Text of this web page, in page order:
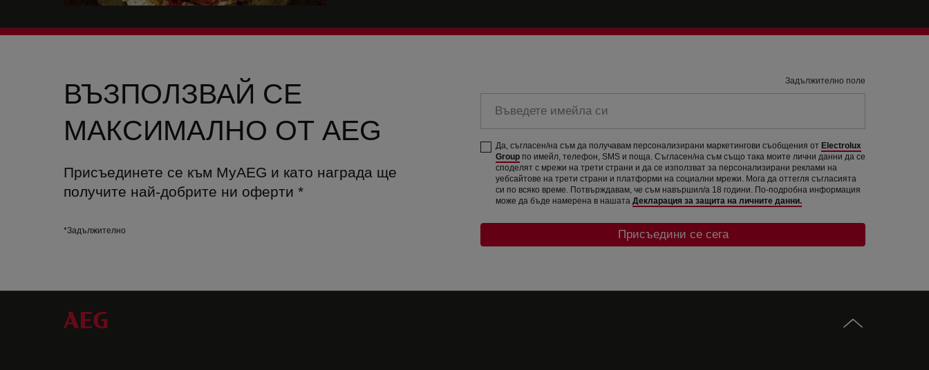
ВЪЗПОЛЗВАЙ СЕ
МАКСИМАЛНО ОТ AEG
Присъединете се към MyAEG и като награда ще
получите най-добрите ни оферти *
*Задължително
Задължително поле
имейла
си
Да, съгласен/на съм да получавам персонализирани маркетингови съобщения от Electrolux
Group по имейл, телефон, SMS и поща. Съгласен/на съм също така моите лични данни да се
споделят с мрежи на трети страни и да се използват за персонализирани реклами на
уебсайтове на трети страни и платформи на социални мрежи. Мога да оттегля съгласията
си по всяко време. Потвърждавам, че съм навършил/а 18 години. По-подробна информация
може да бъде намерена в нашата Декларация за защита на личните данни.
Присъедини се сега